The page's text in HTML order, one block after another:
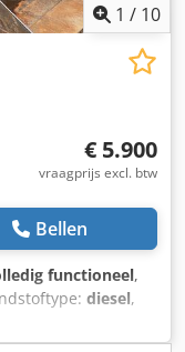
1 / 10
€ 5.900
vraagprijs excl. btw
Bellen
functioneel,
diesel,